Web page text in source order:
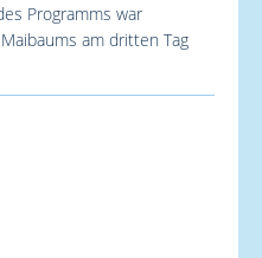
Programms war
am dritten Tag